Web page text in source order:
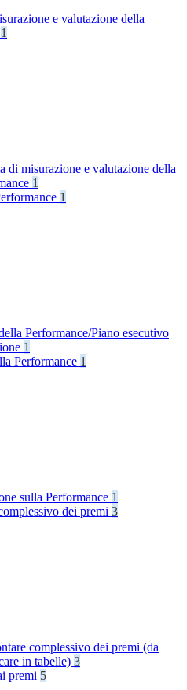
e valutazione della
1
di misurazione e valutazione della
1
1
Performance/Piano esecutivo
1
Performance 1
sulla Performance 1
dei premi 3
complessivo dei premi (da
in tabelle) 3
premi 5